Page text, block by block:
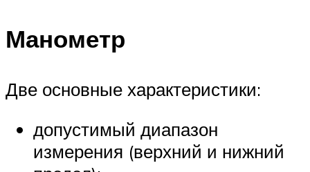
Манометр
Две основные характеристики:
допустимый диапазон
измерения (верхний и нижний